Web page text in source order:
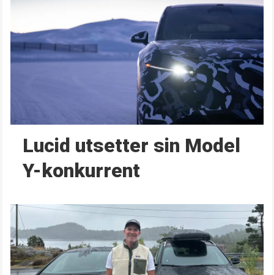
Lucid utsetter sin Model
Y-konkurrent